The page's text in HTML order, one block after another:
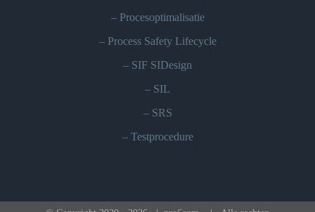
– Procesoptimalisatie
– Process Safety Lifecycle
– SIF SIDesign
– SIL
– SRS
– Testprocedure